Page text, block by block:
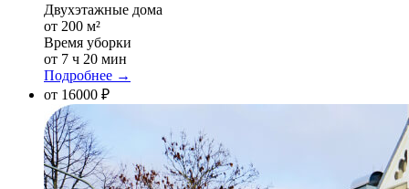
Двухэтажные дома
от 200 м²
Время уборки
от 7 ч 20 мин
Подробнее →
от 16000 ₽